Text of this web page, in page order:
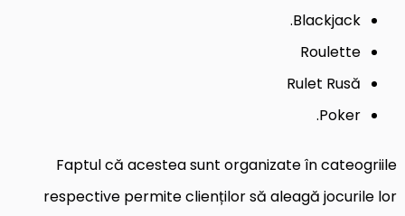
Blackjack.
Roulette
Rulet Rusă
Poker.
Faptul că acestea sunt organizate în cateogriile
respective permite clienților să aleagă jocurile lor